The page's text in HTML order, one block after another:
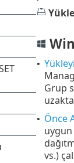
•
Grup
• Önce
uygun
vs.)